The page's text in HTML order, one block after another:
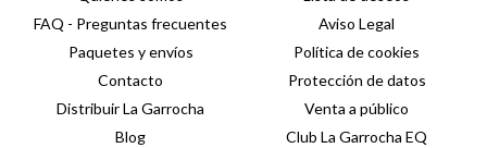
FAQ - Preguntas frecuentes
Paquetes y envíos
Contacto
Distribuir La Garrocha
Blog
Aviso Legal
Política de cookies
Protección de datos
Venta a público
Club La Garrocha EQ